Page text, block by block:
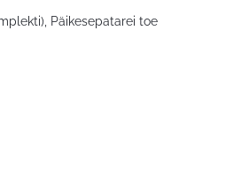
Päikesepatarei toe